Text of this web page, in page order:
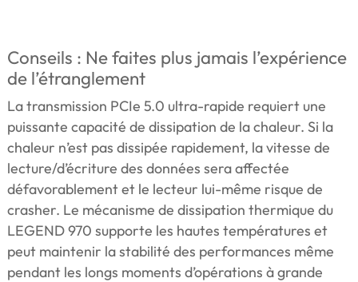
Conseils : Ne faites plus jamais l’expérience
de l’étranglement
La transmission PCIe 5.0 ultra-rapide requiert une
puissante capacité de dissipation de la chaleur. Si la
chaleur n’est pas dissipée rapidement, la vitesse de
lecture/d’écriture des données sera affectée
défavorablement et le lecteur lui-même risque de
crasher. Le mécanisme de dissipation thermique du
LEGEND 970 supporte les hautes températures et
peut maintenir la stabilité des performances même
pendant les longs moments d’opérations à grande